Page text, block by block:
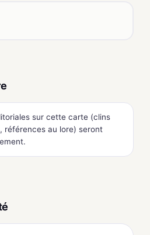
sur cette carte (clins
références au lore) seront